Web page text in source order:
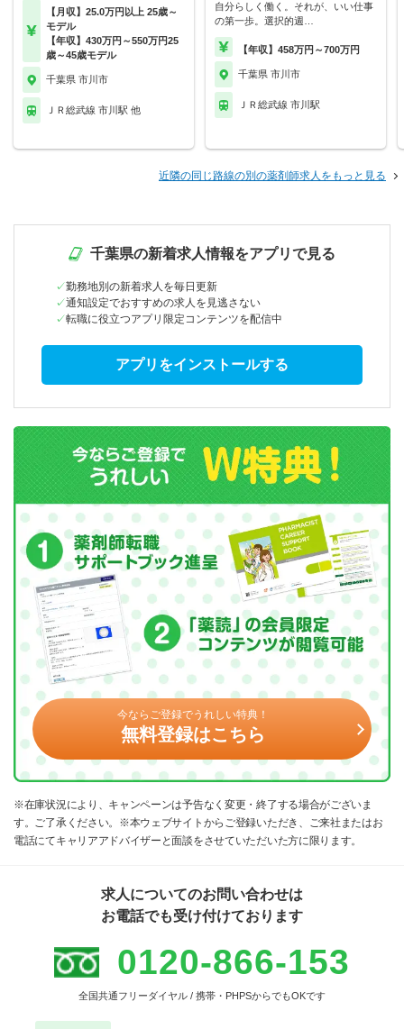
【月収】25.0万円以上 25歳～
モデル
【年収】430万円～550万円25
歳～45歳モデル
千葉県 市川市
ＪＲ総武線 市川駅 他
自分らしく働く。それが、いい仕事
の第一歩。選択的週…
【年収】458万円～700万円
千葉県 市川市
ＪＲ総武線 市川駅
近隣の同じ路線の別の薬剤師求人をもっと見る
千葉県の新着求人情報をアプリで見る
勤務地別の新着求人を毎日更新
通知設定でおすすめの求人を見逃さない
転職に役立つアプリ限定コンテンツを配信中
アプリをインストールする
今ならご登録でうれしい特典！
無料登録はこちら
※在庫状況により、キャンペーンは予告なく変更・終了する場合がございま
す。ご了承ください。※本ウェブサイトからご登録いただき、ご来社またはお
電話にてキャリアアドバイザーと面談をさせていただいた方に限ります。
求人についてのお問い合わせは
お電話でも受け付けております
0120-866-153
全国共通フリーダイヤル / 携帯・PHPSからでもOKです